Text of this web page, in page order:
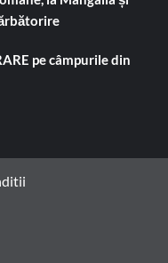
pe câmpurile din